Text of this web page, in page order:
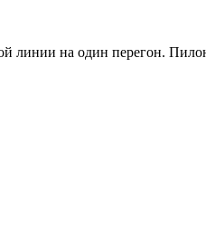
на один перегон.